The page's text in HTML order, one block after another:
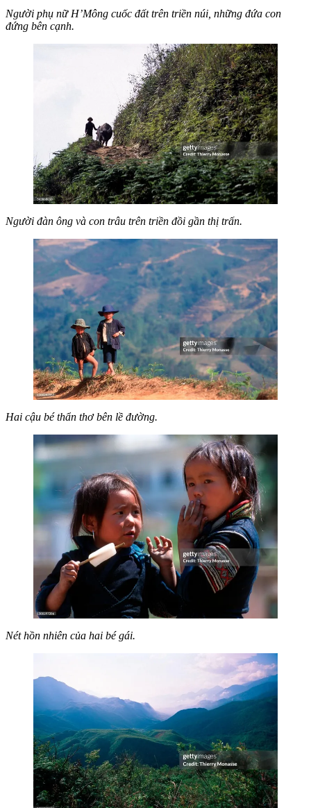
Người phụ nữ H’Mông cuốc đất trên triền núi, những đứa con
đứng bên cạnh.
Người đàn ông và con trâu trên triền đồi gần thị trấn.
Hai cậu bé thẩn thơ bên lề đường.
Nét hồn nhiên của hai bé gái.